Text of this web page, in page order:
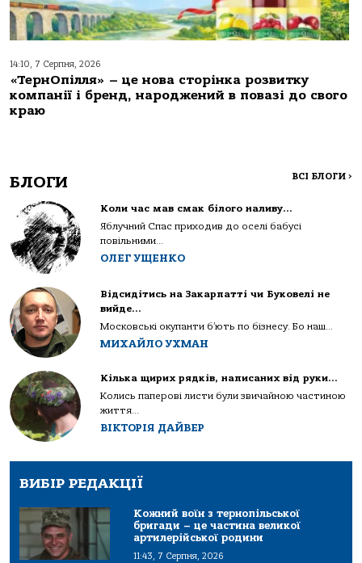
14:10, 7 Серпня, 2026
«ТернОпілля» – це нова сторінка розвитку
компанії і бренд, народжений в повазі до свого
краю
БЛОГИ ВСІ БЛОГИ >
Коли час мав смак білого наливу…
Яблучний Спас приходив до оселі бабусі
повільними...
ОЛЕГ УЩЕНКО
Відсидітись на Закарпатті чи Буковелі не
вийде…
Московські окупанти б’ють по бізнесу. Бо наш...
МИХАЙЛО УХМАН
Кілька щирих рядків, написаних від руки…
Колись паперові листи були звичайною частиною
життя...
ВІКТОРІЯ ДАЙВЕР
ВИБІР РЕДАКЦІЇ
Кожний воїн з тернопільської
бригади – це частина великої
артилерійської родини
11:43, 7 Серпня, 2026